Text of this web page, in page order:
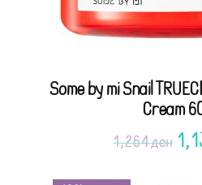
Some by mi Snail
Cream
1,264ден